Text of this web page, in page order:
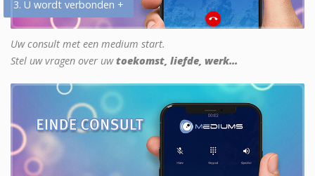
3. U wordt verbonden +
Uw consult met een medium start.
Stel uw vragen over uwtoekomst, liefde, werk...